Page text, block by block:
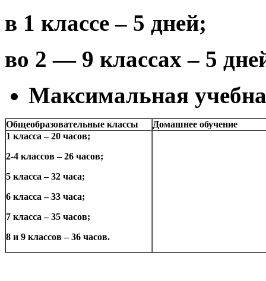
в 1 классе – 5 дней;
во 2 — 9 классах – 5
Максимальная
Общеобразовательные классы
Домашнее обучение
1 класса – 20 часов;
2-4 классов – 26 часов;
5 класса – 32 часа;
6 класса – 33 часа;
7 класса – 35 часов;
8 и 9 классов – 36 часов.